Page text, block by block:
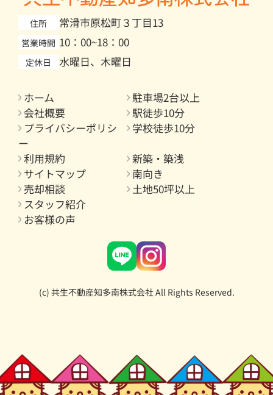
住所 常滑市原松町３丁目13
営業時間 10：00~18：00
定休日 水曜日、木曜日
ホーム
駐車場2台以上
会社概要
駅徒歩10分
プライバシーポリシ
ー
学校徒歩10分
利用規約
新築・築浅
サイトマップ
南向き
売却相談
土地50坪以上
スタッフ紹介
お客様の声
(c) 共生不動産知多南株式会社 All Rights Reserved.